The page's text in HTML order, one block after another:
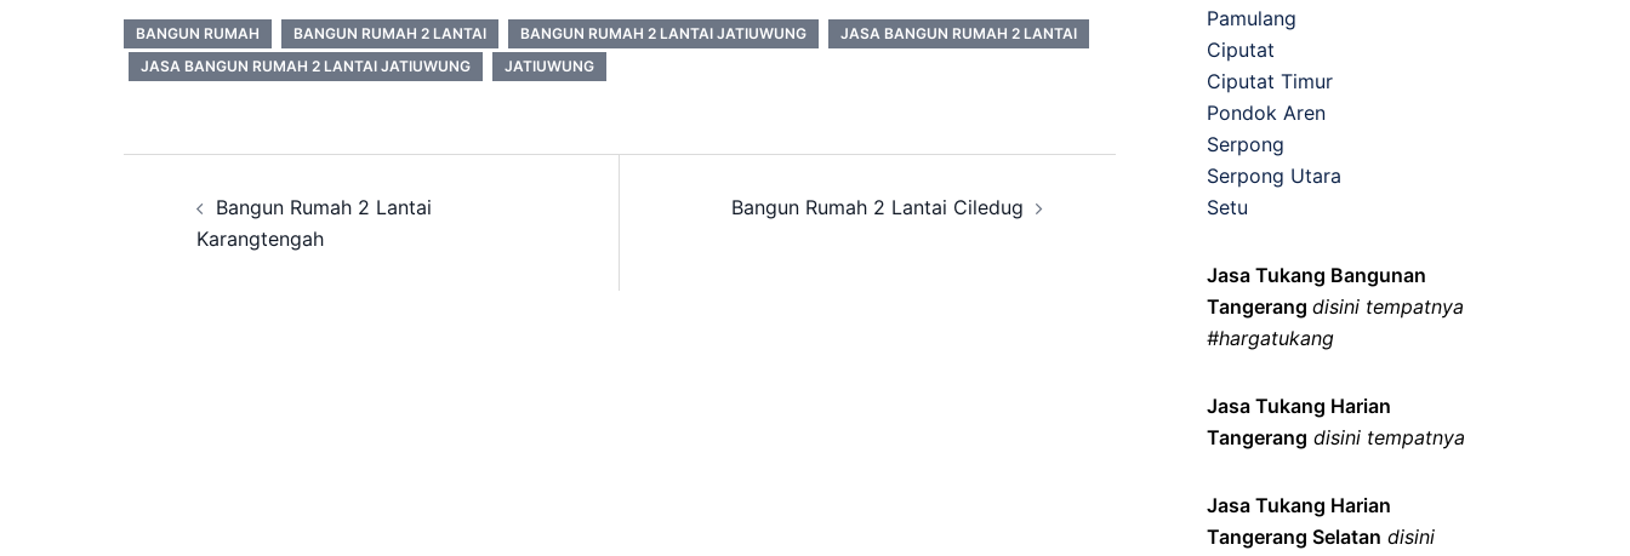
BANGUN RUMAH BANGUN RUMAH 2 LANTAI BANGUN RUMAH 2 LANTAI JATIUWUNG
JASA BANGUN RUMAH 2 LANTAI
JASA BANGUN RUMAH 2 LANTAI JATIUWUNG
JATIUWUNG
navigation
Bangun Rumah 2 Lantai
Karangtengah
Bangun Rumah 2 Lantai Ciledug
Pamulang
Ciputat
Ciputat Timur
Pondok Aren
Serpong
Serpong Utara
Setu
Jasa Tukang Bangunan
Tangerang disini tempatnya
#hargatukang
Jasa Tukang Harian
Tangerang disini tempatnya
Jasa Tukang Harian
Tangerang Selatan disini